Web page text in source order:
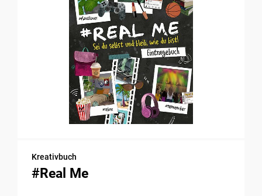
Kreativbuch
#Real Me